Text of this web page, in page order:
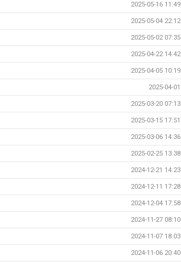
2025-05-16 11:49
2025-05-04 22:12
2025-05-02 07:35
2025-04-22 14:42
2025-04-05 10:19
2025-04-01
2025-03-20 07:13
2025-03-15 17:51
2025-03-06 14:36
2025-02-25 13:38
2024-12-21 14:23
2024-12-11 17:28
2024-12-04 17:58
2024-11-27 08:10
2024-11-07 18:03
2024-11-06 20:40